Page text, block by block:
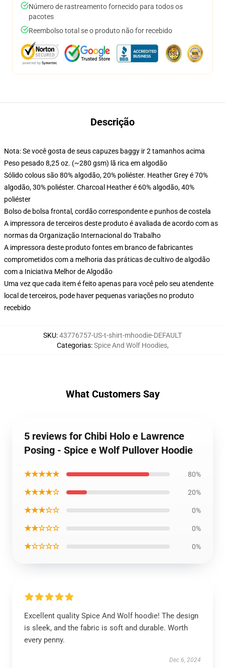
Número de rastreamento fornecido para todos os
pacotes
Reembolso total se o produto não for recebido
Descrição
Nota: Se você gosta de seus capuzes baggy ir 2 tamanhos acima
Peso pesado 8,25 oz. (~280 gsm) lã rica em algodão
Sólido colous são 80% algodão, 20% poliéster. Heather Grey é 70%
algodão, 30% poliéster. Charcoal Heather é 60% algodão, 40%
poliéster
Bolso de bolsa frontal, cordão correspondente e punhos de costela
A impressora de terceiros deste produto é avaliada de acordo com as
normas da Organização Internacional do Trabalho
A impressora deste produto fontes em branco de fabricantes
comprometidos com a melhoria das práticas de cultivo de algodão
com a Iniciativa Melhor de Algodão
Uma vez que cada item é feito apenas para você pelo seu atendente
local de terceiros, pode haver pequenas variações no produto
recebido
SKU:43776757-US-t-shirt-mhoodie-DEFAULT
Categorias:Spice And Wolf Hoodies,
What Customers Say
5 reviews for Chibi Holo e Lawrence
Posing - Spice e Wolf Pullover Hoodie
★★★★★ 80%
★★★★☆ 20%
★★★☆☆ 0%
★★☆☆☆ 0%
★☆☆☆☆ 0%
Excellent quality Spice And Wolf hoodie! The design
is sleek, and the fabric is soft and durable. Worth
every penny.
Dec 6, 2024